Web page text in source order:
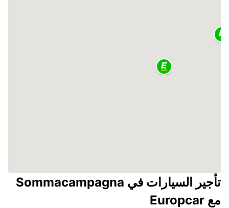
تأجير السيارات في Sommacampagna
مع Europcar